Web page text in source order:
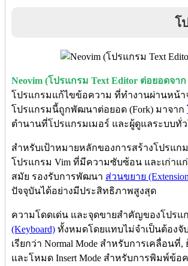
โ
Neovim (โปรแกรม Text Editor ต่อยอดจ
โปรแกรมแก้ไขข้อความ ที่ทำงานผ่านหน้า
โปรแกรมนี้ถูกพัฒนาต่อยอด (Fork) มาจาก
ตำนานที่โปรแกรมเมอร์ และผู้ดูแลระบบทั่
สำหรับเป้าหมายหลักของการสร้างโปรแกม
โปรแกรม Vim ที่มีความซับซ้อน และเก่าแ
สมัย รองรับการพัฒนา ส่วนขยาย
ปัจจุบันได้อย่างมีประสิทธิภาพสูงสุด
ความโดดเด่น และจุดขายสำคัญของโปรแ
(Keyboard) ทั้งหมดโดยแทบไม่จำเป็นต้องจับ
เรียกว่า Normal Mode สำหรับการเคลื่อน
และโหมด Insert Mode สำหรับการพิมพ์